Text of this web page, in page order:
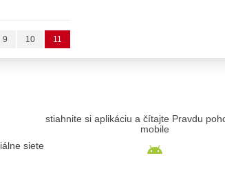
9 10 11
siete
stiahnite si aplikáciu a čítajte Pravdu
mobile